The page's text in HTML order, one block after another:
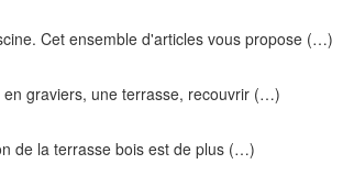
Cet ensemble d'articles vous propose (…)
graviers, une terrasse, recouvrir (…)
de la terrasse bois est de plus (…)